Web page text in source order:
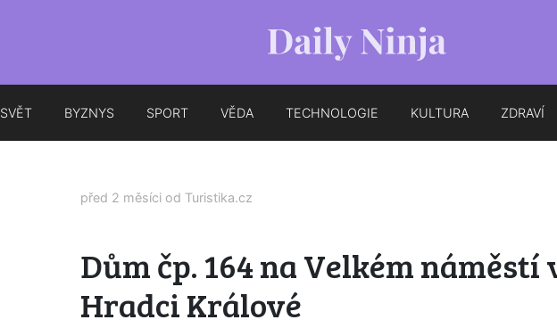
SVĚT BYZNYS SPORT VĚDA TECHNOLOGIE KULTURA ZDRAVÍ
před 2 měsíci od Turistika.cz
Dům čp. 164 na Velkém náměstí
Hradci Králové